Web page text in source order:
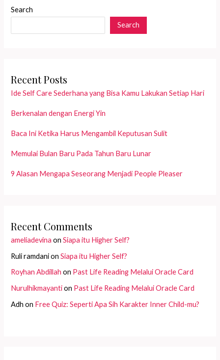
More
Search
Search
Recent Posts
Ide Self Care Sederhana yang Bisa Kamu Lakukan Setiap Hari
Berkenalan dengan Energi Yin
Baca Ini Ketika Harus Mengambil Keputusan Sulit
Memulai Bulan Baru Pada Tahun Baru Lunar
9 Alasan Mengapa Seseorang Menjadi People Pleaser
Recent Comments
ameliadevina onSiapa itu Higher Self?
Ruli ramdanionSiapa itu Higher Self?
Royhan Abdillah on Past Life Reading Melalui Oracle Card
Nurulhikmayantion Past Life Reading Melalui Oracle Card
Adh on Free Quiz: Seperti Apa Sih Karakter Inner Child-mu?